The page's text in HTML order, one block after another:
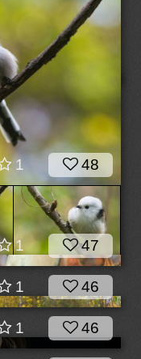
1 48
1 47
1 46
1 46